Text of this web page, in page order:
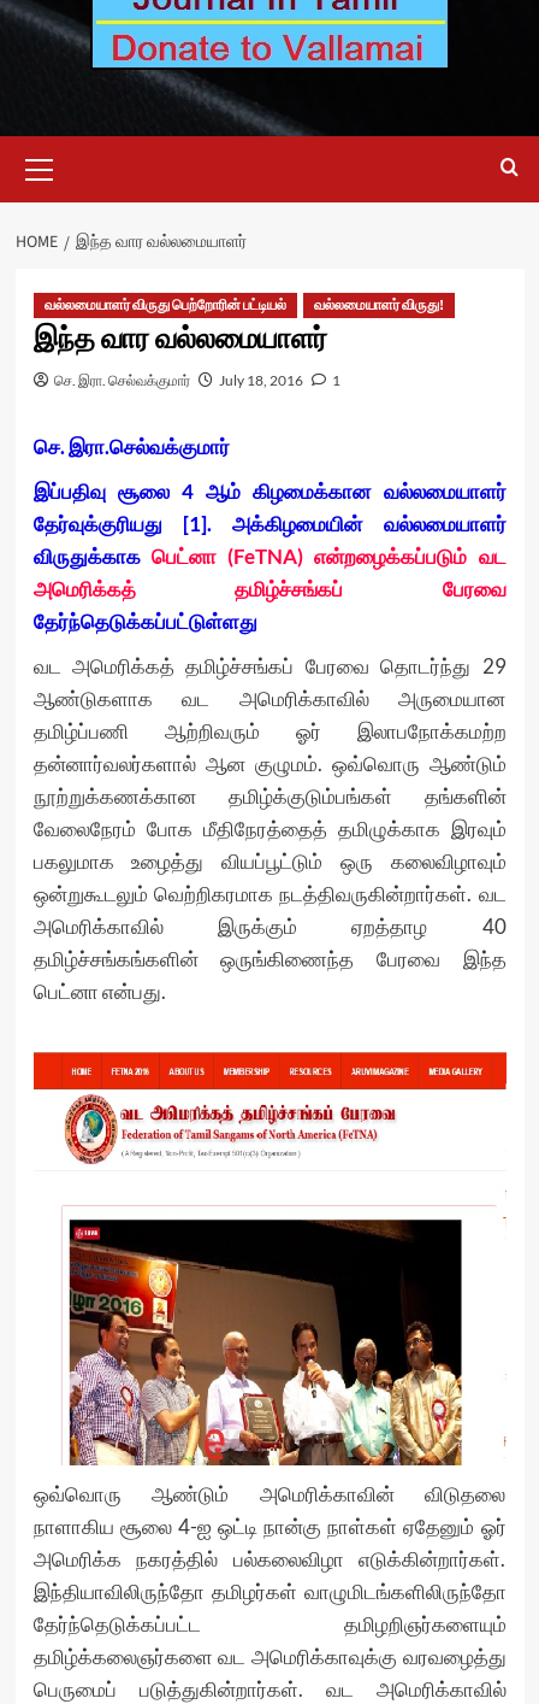
Menu
HOME இந்த வார வல்லமையாளர்
வல்லமையாளர் விருது பெற்றோரின் பட்டியல் வல்லமையாளர் விருது!
இந்த வார வல்லமையாளர்
செ. இரா. செல்வக்குமார் July 18, 2016 1
செ. இரா.செல்வக்குமார்
இப்பதிவு சூலை 4 ஆம் கிழமைக்கான வல்லமையாளர்
தேர்வுக்குரியது [1]. அக்கிழமையின் வல்லமையாளர்
விருதுக்காக பெட்னா (FeTNA) என்றழைக்கப்படும் வட
அமெரிக்கத் தமிழ்ச்சங்கப் பேரவை
தேர்ந்தெடுக்கப்பட்டுள்ளது
வட அமெரிக்கத் தமிழ்ச்சங்கப் பேரவை தொடர்ந்து 29
ஆண்டுகளாக வட அமெரிக்காவில் அருமையான
தமிழ்ப்பணி ஆற்றிவரும் ஓர் இலாபநோக்கமற்ற
தன்னார்வலர்களால் ஆன குழுமம். ஒவ்வொரு ஆண்டும்
நூற்றுக்கணக்கான தமிழ்க்குடும்பங்கள் தங்களின்
வேலைநேரம் போக மீதிநேரத்தைத் தமிழுக்காக இரவும்
பகலுமாக உழைத்து வியப்பூட்டும் ஒரு கலைவிழாவும்
ஒன்றுகூடலும் வெற்றிகரமாக நடத்திவருகின்றார்கள். வட
அமெரிக்காவில் இருக்கும் ஏறத்தாழ 40
தமிழ்ச்சங்கங்களின் ஒருங்கிணைந்த பேரவை இந்த
பெட்னா என்பது.
ஒவ்வொரு ஆண்டும் அமெரிக்காவின் விடுதலை
நாளாகிய சூலை 4-ஐ ஒட்டி நான்கு நாள்கள் ஏதேனும் ஓர்
அமெரிக்க நகரத்தில் பல்கலைவிழா எடுக்கின்றார்கள்.
இந்தியாவிலிருந்தோ தமிழர்கள் வாழுமிடங்களிலிருந்தோ
தேர்ந்தெடுக்கப்பட்ட தமிழறிஞர்களையும்
தமிழ்க்கலைஞர்களை வட அமெரிக்காவுக்கு வரவழைத்து
பெருமைப் படுத்துகின்றார்கள். வட அமெரிக்காவில்